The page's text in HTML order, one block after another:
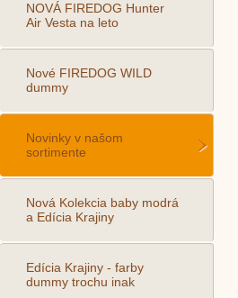
NOVÁ FIREDOG Hunter
Air Vesta na leto
Nové FIREDOG WILD
dummy
Novinky v našom
sortimente
Nová Kolekcia baby modrá
a Edícia Krajiny
Edícia Krajiny - farby
dummy trochu inak